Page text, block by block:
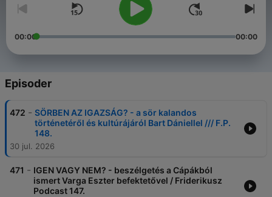
00:00 00:00
Episoder
472 - SÖRBEN AZ IGAZSÁG? - a sör kalandos
történetéről és kultúrájáról Bart Dániellel /// F.P.
148.
30 jul. 2026
471 - IGEN VAGY NEM? - beszélgetés a Cápákból
ismert Varga Eszter befektetővel / Friderikusz
Podcast 147.